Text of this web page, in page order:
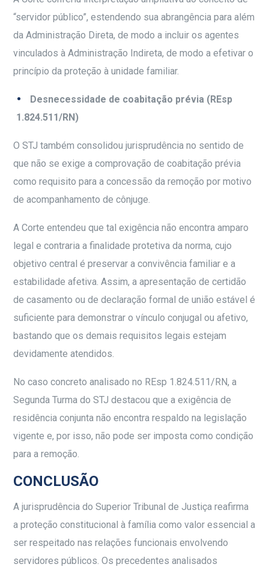
“servidor público”, estendendo sua abrangência para além
da Administração Direta, de modo a incluir os agentes
vinculados à Administração Indireta, de modo a efetivar o
princípio da proteção à unidade familiar.
Desnecessidade de coabitação prévia (REsp
1.824.511/RN)
O STJ também consolidou jurisprudência no sentido de
que não se exige a comprovação de coabitação prévia
como requisito para a concessão da remoção por motivo
de acompanhamento de cônjuge.
A Corte entendeu que tal exigência não encontra amparo
legal e contraria a finalidade protetiva da norma, cujo
objetivo central é preservar a convivência familiar e a
estabilidade afetiva. Assim, a apresentação de certidão
de casamento ou de declaração formal de união estável é
suficiente para demonstrar o vínculo conjugal ou afetivo,
bastando que os demais requisitos legais estejam
devidamente atendidos.
No caso concreto analisado no REsp 1.824.511/RN, a
Segunda Turma do STJ destacou que a exigência de
residência conjunta não encontra respaldo na legislação
vigente e, por isso, não pode ser imposta como condição
para a remoção.
CONCLUSÃO
A jurisprudência do Superior Tribunal de Justiça reafirma
a proteção constitucional à família como valor essencial a
ser respeitado nas relações funcionais envolvendo
servidores públicos. Os precedentes analisados